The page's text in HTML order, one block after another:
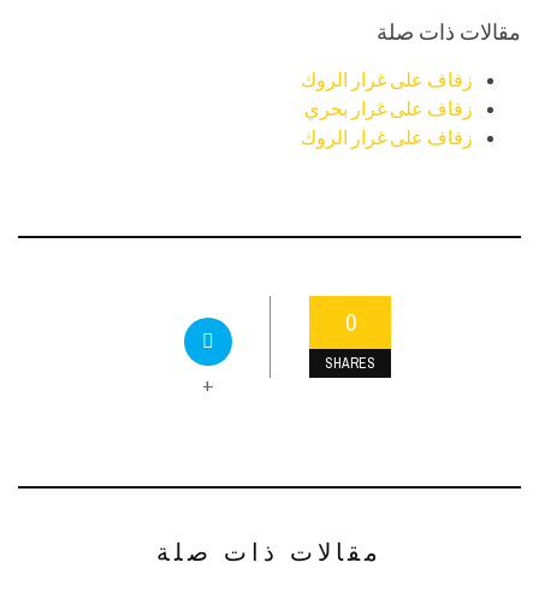
مقالات ذات صلة
زفاف على غرار الروك
زفاف على غرار بحري
زفاف على غرار الروك
0
SHARES
+
مقالات ذات صلة